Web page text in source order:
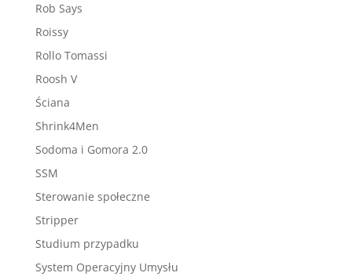
Rob Says
Roissy
Rollo Tomassi
Roosh V
Ściana
Shrink4Men
Sodoma i Gomora 2.0
SSM
Sterowanie społeczne
Stripper
Studium przypadku
System Operacyjny Umysłu